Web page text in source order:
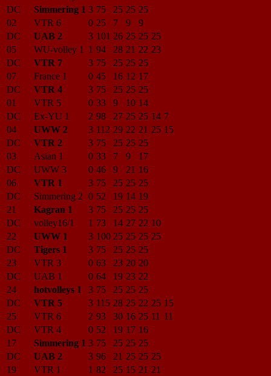
DC
Simmering 1 3 75 25 25 25
02
VTR 6 0 25 7 9
9
DC
UAB 2 3 101 26 25 25 25
05
WU-volley 1 1 94 28 21 22 23
DC
VTR 7 3 75 25 25 25
07
France 1 0 45 16 12 17
DC
VTR 4 3 75 25 25 25
01
VTR 5 0 33 9 10 14
DC
Ex-YU 1 2 98 27 25 25 14 7
04
UWW 2 3 112 29 22 21 25 15
DC
VTR 2 3 75 25 25 25
03
Asian 1 0 33 7 9
17
DC
UWW 3 0 46 9 21 16
06
VTR 1 3 75 25 25 25
DC
Simmering 2 0 52 19 14 19
21
Kagran 1 3 75 25 25 25
DC
volley16/1 1 73 14 27 22 10
22
UWW 1 3 100 25 25 25 25
DC
Tigers 1 3 75 25 25 25
23
VTR 3 0 63 23 20 20
DC
UAB 1 0 64 19 23 22
24
hotvolleys 1 3 75 25 25 25
DC
VTR 5 3 115 28 25 22 25 15
25
VTR 6 2 93 30 16 25 11 11
DC
VTR 4 0 52 19 17 16
17
Simmering 1 3 75 25 25 25
DC
UAB 2 3 96 21 25 25 25
19
VTR 1 1 82 25 15 21 21